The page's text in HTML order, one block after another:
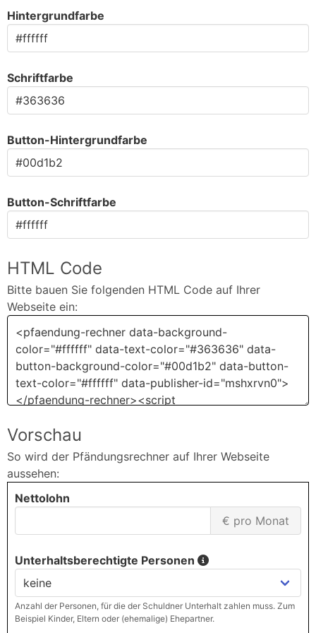
Hintergrundfarbe
Schriftfarbe
Button-Hintergrundfarbe
Button-Schriftfarbe
HTML Code
Bitte bauen Sie folgenden HTML Code auf Ihrer
Webseite ein:
Vorschau
So wird der Pfändungsrechner auf Ihrer Webseite
aussehen: